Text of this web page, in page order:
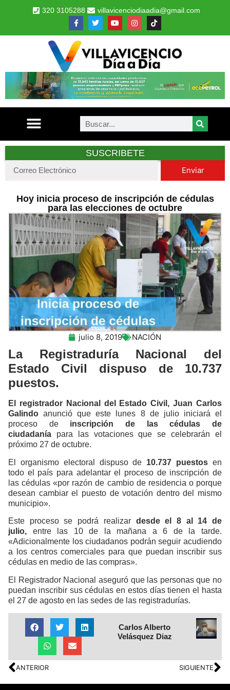
320 3105288 villavicenciodiaadia@gmail.com
SUSCRIBETE
Enviar
Hoy inicia proceso de inscripción de cédulas
para las elecciones de octubre
julio 8, 2019 NACIÓN
La Registraduría Nacional del
Estado Civil dispuso de 10.737
puestos.
El registrador Nacional del Estado Civil, Juan Carlos
Galindo anunció que este lunes 8 de julio iniciará el
proceso de inscripción de las cédulas de
ciudadanía para las votaciones que se celebrarán el
próximo 27 de octubre.
El organismo electoral dispuso de 10.737 puestos en
todo el país para adelantar el proceso de inscripción de
las cédulas «por razón de cambio de residencia o porque
desean cambiar el puesto de votación dentro del mismo
municipio».
Este proceso se podrá realizar desde el 8 al 14 de
julio, entre las 10 de la mañana a 6 de la tarde.
«Adicionalmente los ciudadanos podrán seguir acudiendo
a los centros comerciales para que puedan inscribir sus
cédulas en medio de las compras».
El Registrador Nacional aseguró que las personas que no
puedan inscribir sus cédulas en estos días tienen el hasta
el 27 de agosto en las sedes de las registradurías.
Carlos Alberto
Velásquez Diaz
ANTERIOR SIGUIENTE